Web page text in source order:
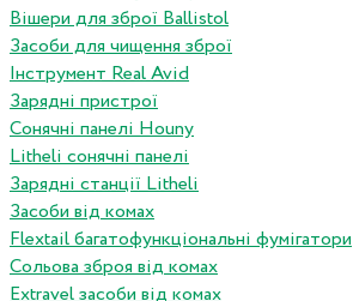
Вішери для зброї Ballistol
Засоби для чищення зброї
Інструмент Real Avid
Зарядні пристрої
Сонячні панелі Houny
Litheli сонячні панелі
Зарядні станції Litheli
Засоби від комах
Flextail багатофункціональні фумігатори
Сольова зброя від комах
Extravel засоби від комах